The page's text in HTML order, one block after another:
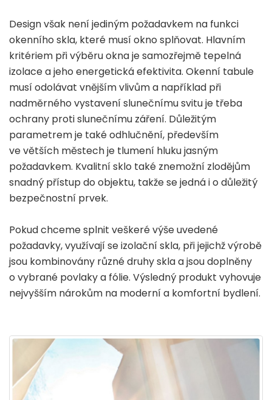
Design však není jediným požadavkem na funkci
okenního skla, které musí okno splňovat. Hlavním
kritériem při výběru okna je samozřejmě tepelná
izolace a jeho energetická efektivita. Okenní tabule
musí odolávat vnějším vlivům a například při
nadměrného vystavení slunečnímu svitu je třeba
ochrany proti slunečnímu záření. Důležitým
parametrem je také odhlučnění, především
ve větších městech je tlumení hluku jasným
požadavkem. Kvalitní sklo také znemožní zlodějům
snadný přístup do objektu, takže se jedná i o důležitý
bezpečnostní prvek.
Pokud chceme splnit veškeré výše uvedené
požadavky, využívají se izolační skla, při jejichž výrobě
jsou kombinovány různé druhy skla a jsou doplněny
o vybrané povlaky a fólie. Výsledný produkt vyhovuje
nejvyšším nárokům na moderní a komfortní bydlení.